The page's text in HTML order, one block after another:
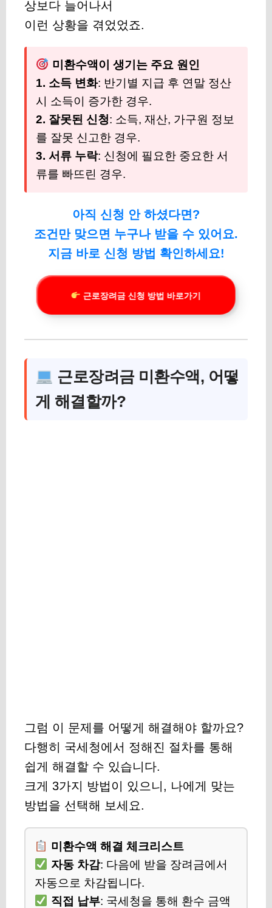
상보다 늘어나서
이런 상황을 겪었었죠.
미환수액이 생기는 주요 원인
1. 소득 변화: 반기별 지급 후 연말 정산
시 소득이 증가한 경우.
2. 잘못된 신청: 소득, 재산, 가구원 정보
를 잘못 신고한 경우.
3. 서류 누락: 신청에 필요한 중요한 서
류를 빠뜨린 경우.
아직 신청 안 하셨다면?
조건만 맞으면 누구나 받을 수 있어요.
지금 바로 신청 방법 확인하세요!
근로장려금 신청 방법 바로가기
근로장려금 미환수액, 어떻
게 해결할까?
그럼 이 문제를 어떻게 해결해야 할까요?
다행히 국세청에서 정해진 절차를 통해
쉽게 해결할 수 있습니다.
크게 3가지 방법이 있으니, 나에게 맞는
방법을 선택해 보세요.
미환수액 해결 체크리스트
자동 차감: 다음에 받을 장려금에서
자동으로 차감됩니다.
직접 납부: 국세청을 통해 환수 금액